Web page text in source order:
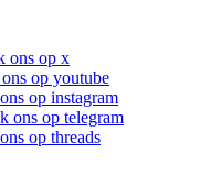
ons op x
op youtube
op instagram
ons op telegram
op threads